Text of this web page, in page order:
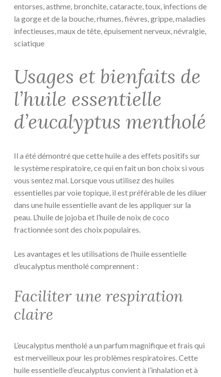
entorses, asthme, bronchite, cataracte, toux, infections de
la gorge et de la bouche, rhumes, fièvres, grippe, maladies
infectieuses, maux de tête, épuisement nerveux, névralgie,
sciatique
Usages et bienfaits de
l’huile essentielle
d’eucalyptus mentholé
Il a été démontré que cette huile a des effets positifs sur
le système respiratoire, ce qui en fait un bon choix si vous
vous sentez mal. Lorsque vous utilisez des huiles
essentielles par voie topique, il est préférable de les diluer
dans une huile essentielle avant de les appliquer sur la
peau. L’huile de jojoba et l’huile de noix de coco
fractionnée sont des choix populaires.
Les avantages et les utilisations de l’huile essentielle
d’eucalyptus mentholé comprennent :
Faciliter une respiration
claire
L’eucalyptus mentholé a un parfum magnifique et frais qui
est merveilleux pour les problèmes respiratoires. Cette
huile essentielle d’eucalyptus convient à l’inhalation et à